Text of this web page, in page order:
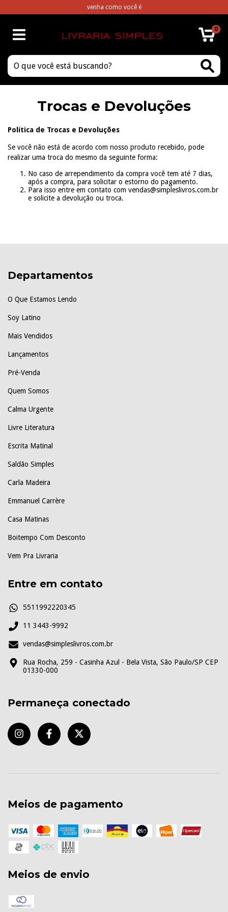
venha como você é
0
Trocas e Devoluções
Política de Trocas e Devoluções
Se você não está de acordo com nosso produto recebido, pode
realizar uma troca do mesmo da seguinte forma:
No caso de arrependimento da compra você tem até 7 dias,
após a compra, para solicitar o estorno do pagamento.
Para isso entre em contato com vendas@simpleslivros.com.br
e solicite a devolução ou troca.
Departamentos
O Que Estamos Lendo
Soy Latino
Mais Vendidos
Lançamentos
Pré-Venda
Quem Somos
Calma Urgente
Livre Literatura
Escrita Matinal
Saldão Simples
Carla Madeira
Emmanuel Carrère
Casa Matinas
Boitempo Com Desconto
Vem Pra Livraria
Entre em contato
5511992220345
11 3443-9992
vendas@simpleslivros.com.br
Rua Rocha, 259 - Casinha Azul - Bela Vista, São Paulo/SP CEP
01330-000
Permaneça conectado
Meios de pagamento
Meios de envio